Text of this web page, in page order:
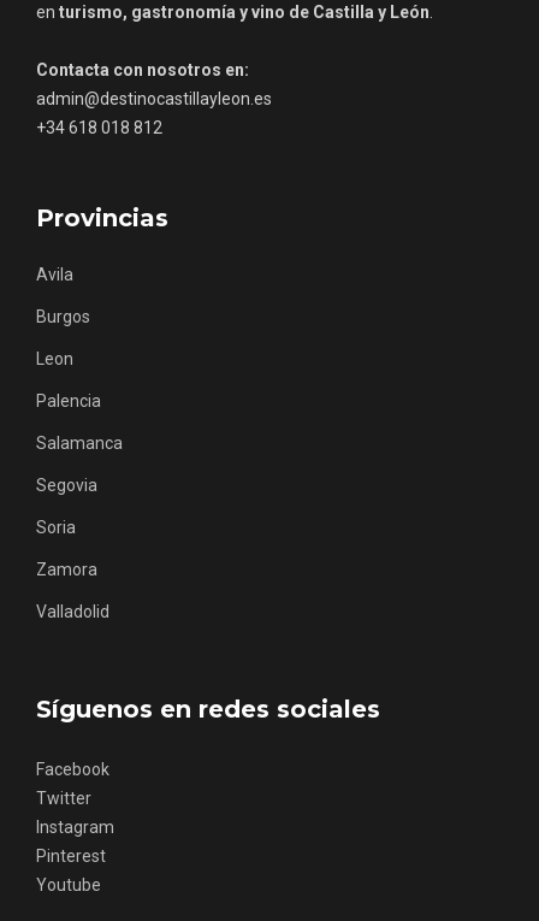
en turismo, gastronomía y vino de Castilla y León
Contacta con nosotros en:
admin@destinocastillayleon.es
+34 618 018 812
Provincias
Avila
Burgos
Leon
Palencia
Salamanca
Segovia
Soria
Zamora
Valladolid
Síguenos en redes sociales
Facebook
Twitter
Instagram
Pinterest
Youtube
Pino 2026